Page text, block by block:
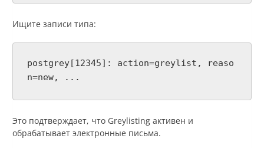
Ищите записи типа:
postgrey[12345]: action=greylist, reaso
n=new, ...
Это подтверждает, что Greylisting активен и
обрабатывает электронные письма.